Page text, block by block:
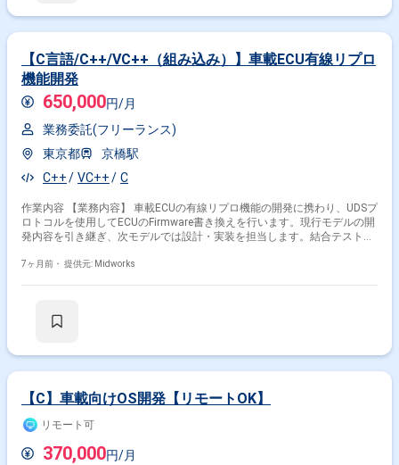
【C言語/C++/VC++（組み込み）】車載ECU有線リプロ
機能開発
650,000円/月
業務委託(フリーランス)
東京都
京橋駅
C++
VC++ C
作業内容 【業務内容】 車載ECUの有線リプロ機能の開発に携わり、UDSプ
ロトコルを使用してECUのFirmware書き換えを行います。現行モデルの開
発内容を引き継ぎ、次モデルでは設計・実装を担当します。結合テストや
発を進めます。 【作業内容】 ・UDSプロトコルを使用したECUの
7ヶ月前・ 提供元: Midworks
【C】車載向けOS開発【リモートOK】
リモート可
370,000円/月